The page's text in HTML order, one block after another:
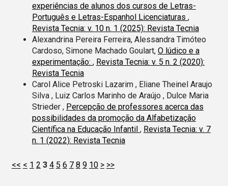
experiências de alunos dos cursos de Letras-
Português e Letras-Espanhol Licenciaturas ,
Revista Tecnia: v. 10 n. 1 (2025): Revista Tecnia
Alexandrina Pereira Ferreira, Alessandra Timóteo
Cardoso, Simone Machado Goulart, O lúdico e a
experimentação: , Revista Tecnia: v. 5 n. 2 (2020):
Revista Tecnia
Carol Alice Petroski Lazarim , Eliane Theinel Araujo
Silva , Luiz Carlos Marinho de Araújo , Dulce Maria
Strieder , Percepção de professores acerca das
possibilidades da promoção da Alfabetização
Científica na Educação Infantil , Revista Tecnia: v. 7
n. 1 (2022): Revista Tecnia
<< < 1 2 3 4 5 6 7 8 9 10 > >>